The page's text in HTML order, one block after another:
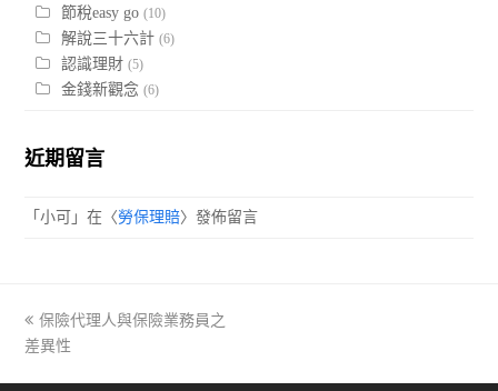
節稅easy go (10)
解說三十六計 (6)
認識理財 (5)
金錢新觀念 (6)
近期留言
「小可 」在〈勞保理賠〉發佈留言
previous
post:
保險代理人與保險業務員之
差異性